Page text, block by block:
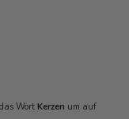
Wort Kerzen um auf